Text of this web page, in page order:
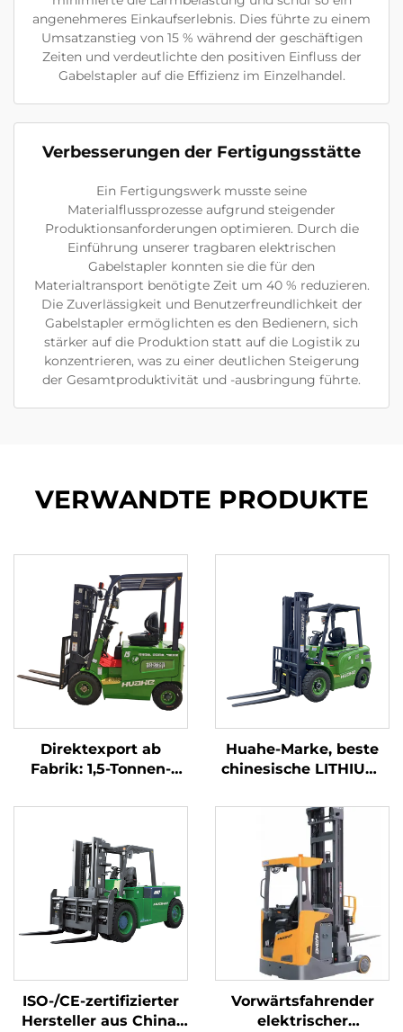
angenehmeres Einkaufserlebnis. Dies führte zu einem
Umsatzanstieg von 15 % während der geschäftigen
Zeiten und verdeutlichte den positiven Einfluss der
Gabelstapler auf die Effizienz im Einzelhandel.
Verbesserungen der Fertigungsstätte
Ein Fertigungswerk musste seine
Materialflussprozesse aufgrund steigender
Produktionsanforderungen optimieren. Durch die
Einführung unserer tragbaren elektrischen
Gabelstapler konnten sie die für den
Materialtransport benötigte Zeit um 40 % reduzieren.
Die Zuverlässigkeit und Benutzerfreundlichkeit der
Gabelstapler ermöglichten es den Bedienern, sich
stärker auf die Produktion statt auf die Logistik zu
konzentrieren, was zu einer deutlichen Steigerung
der Gesamtproduktivität und -ausbringung führte.
VERWANDTE PRODUKTE
Direktexport ab
Fabrik: 1,5-Tonnen-
mit CE- und ISO-
Lithium-Akku – All-
Terrain-Gabelstapler
Huahe-Marke, beste
chinesische LITHIUM-
Tonnen-Akkustapler
zum Verkauf
ISO-/CE-zertifizierter
Hersteller aus China:
Vorwärtsfahrender
elektrischer